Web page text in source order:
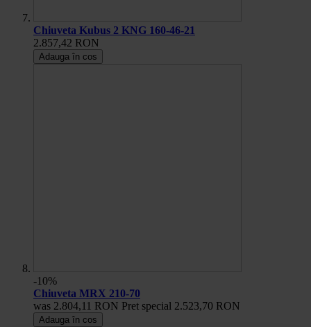
Chiuveta Kubus 2 KNG 160-46-21
2.857,42 RON
Adauga în cos
-10%
Chiuveta MRX 210-70
was 2.804,11 RON Pret special 2.523,70 RON
Adauga în cos